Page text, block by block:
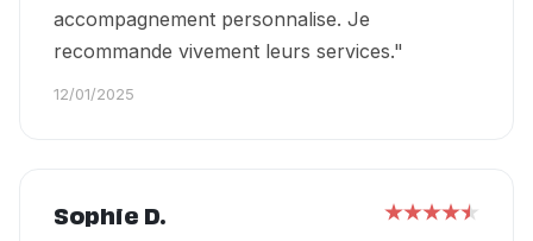
accompagnement personnalise. Je
recommande vivement leurs services."
12/01/2025
Sophie D.